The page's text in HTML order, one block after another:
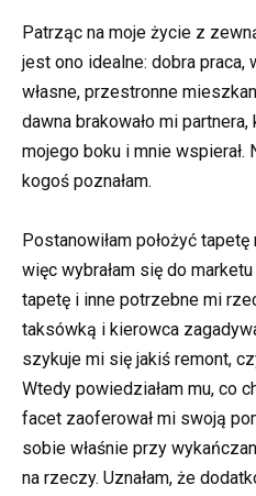
Patrząc na moje życie z
jest ono idealne: dobra praca,
własne, przestronne
dawna brakowało mi partnera,
mojego boku i mnie wspierał.
kogoś poznałam.
Postanowiłam położyć
więc wybrałam się do
tapetę i inne potrzebne mi
taksówką i kierowca
szykuje mi się jakiś remont,
Wtedy powiedziałam mu, co
facet zaoferował mi swoją
sobie właśnie przy
na rzeczy. Uznałam, że